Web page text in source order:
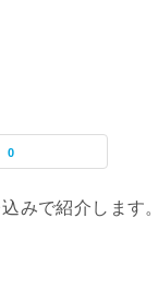
0
みで紹介します